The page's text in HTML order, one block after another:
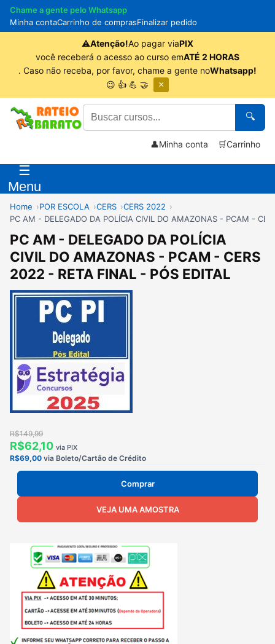
Chame a gente pelo Whatsapp
Minha contaCarrinho de comprasFinalizar pedido
⚠Atenção!Ao pagar viaPIX
você receberá o acesso ao curso emATÉ 2 HORAS
. Caso não receba, por favor, chame a gente noWhatsapp!
😉 👍 💪 🤝
×
🔍
👤Minha conta 🛒Carrinho
☰
Menu
Home POR ESCOLA CERS
CERS 2022
PC AM - DELEGADO DA POLÍCIA CIVIL DO AMAZONAS - PCAM -
PC AM - DELEGADO DA POLÍCIA
CIVIL DO AMAZONAS - PCAM - CERS
2022 - RETA FINAL - PÓS EDITAL
R$149,99
R$62,10 via PIX
R$69,00 via Boleto/Cartão de Crédito
Comprar
VEJA UMA AMOSTRA